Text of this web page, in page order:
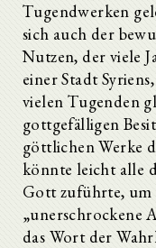
Tugendwerken
sich auch der
Nutzen, der viele
einer Stadt
vielen Tugenden
gottgefälligen
göttlichen Werke
könnte leicht alle
Gott zuführte, um
„unerschrockene
das Wort der